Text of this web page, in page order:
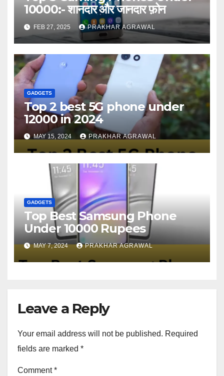
10000:- शानदार और जानदार फ़ोन
FEB 27, 2025 PRAKHAR AGRAWAL
GADGETS
Top 2 best 5G phone under
12000 in 2024
MAY 15, 2024 PRAKHAR AGRAWAL
GADGETS
Top Best Samsung Phone
Under 10000 Rupees
MAY 7, 2024 PRAKHAR AGRAWAL
Leave a Reply
Your email address will not be published. Required
fields are marked *
Comment*